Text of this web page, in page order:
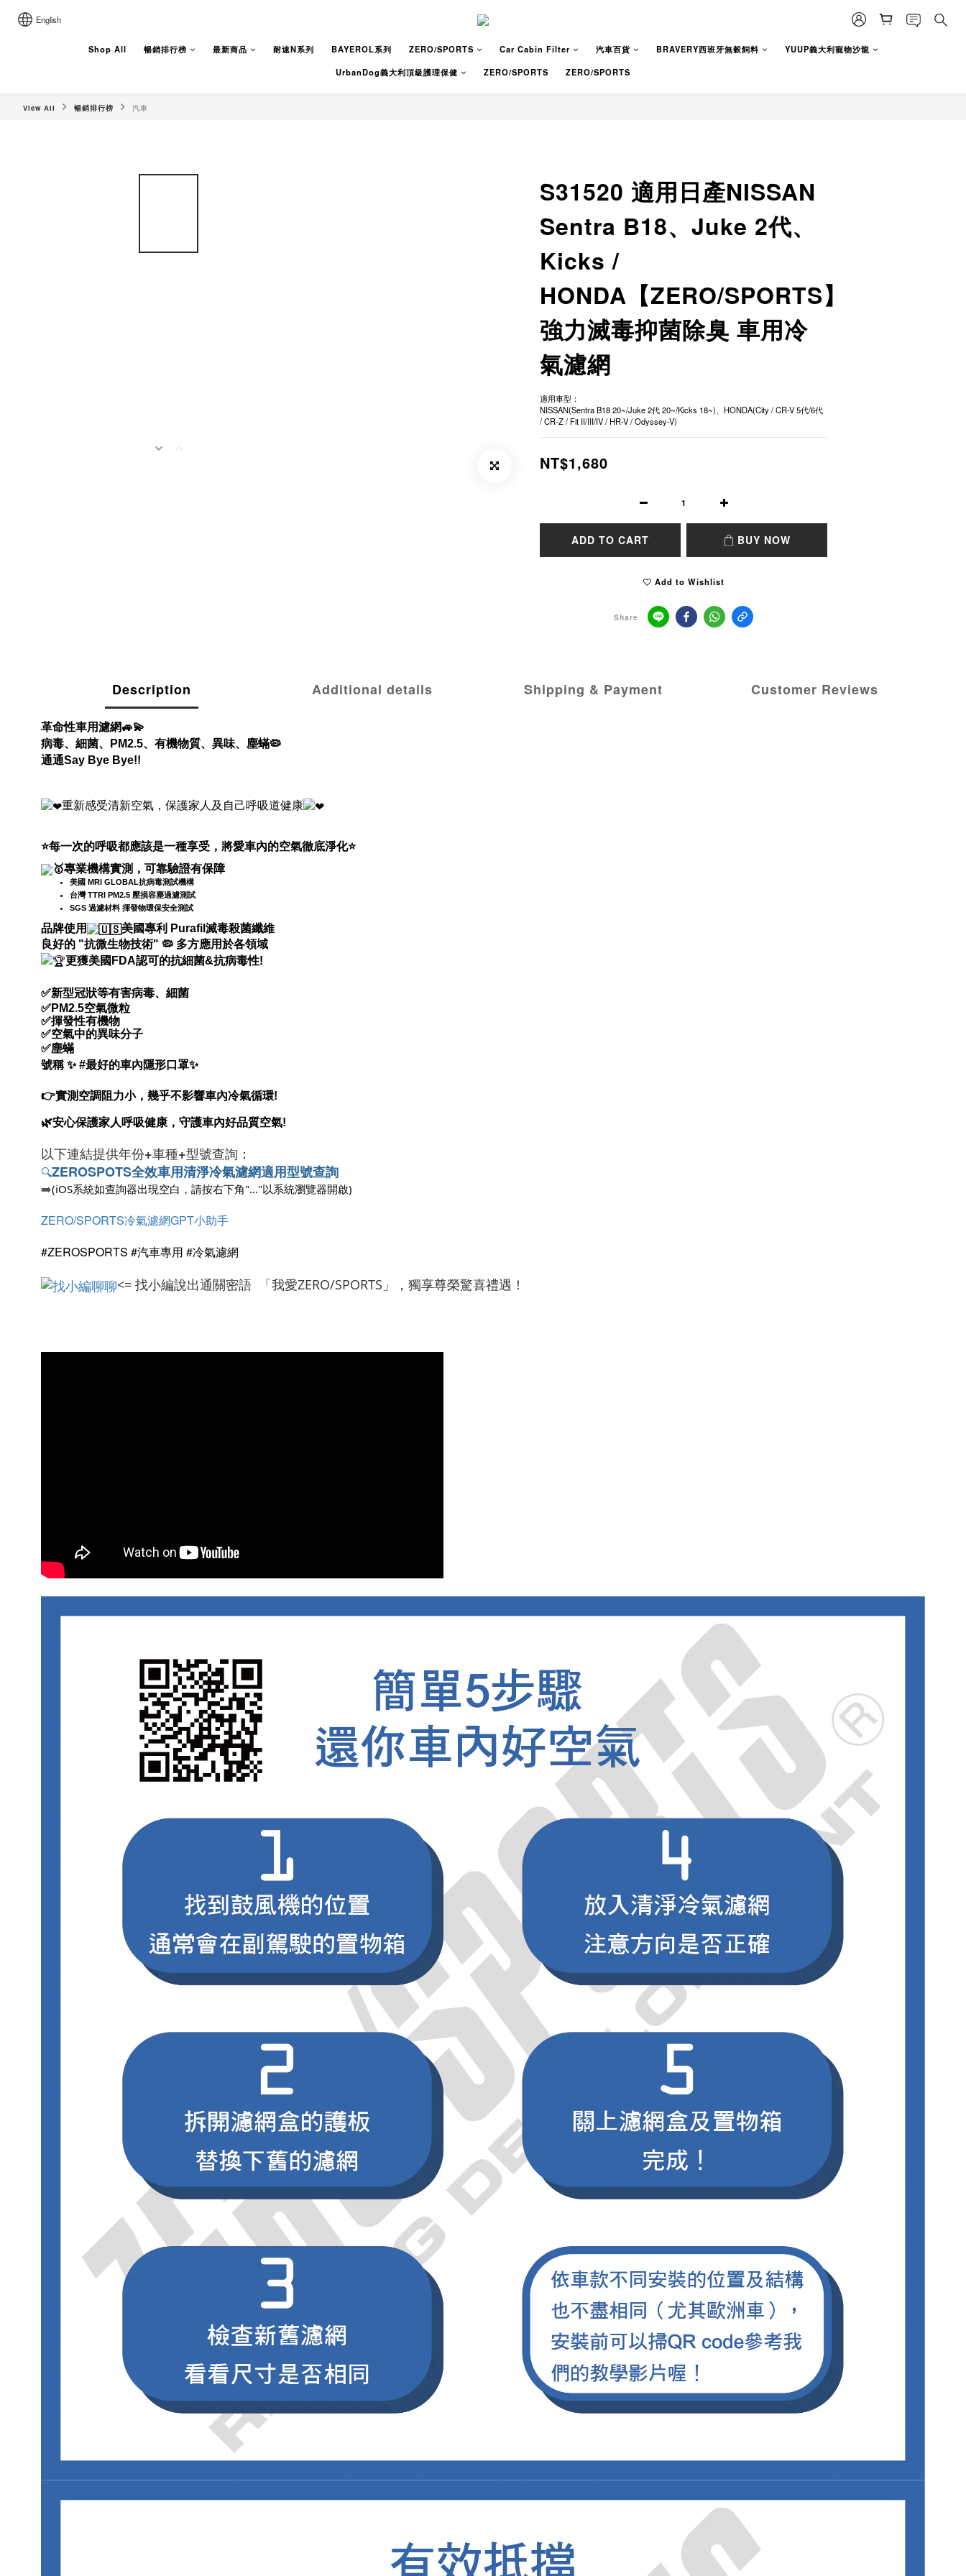
English
Shop All 暢銷排行榜 最新商品 耐速N系列 BAYEROL系列 ZERO/SPORTS Car Cabin Filter 汽車百貨 BRAVERY西班牙無穀飼料
YUUP義大利寵物沙龍
UrbanDog義大利頂級護理保健
ZERO/SPORTS ZERO/SPORTS
View All 暢銷排行榜 汽車
S31520 適用日產NISSAN
Sentra B18、Juke 2代、
Kicks /
HONDA【ZERO/SPORTS】
強力滅毒抑菌除臭 車用冷
氣濾網
適用車型：
NISSAN(Sentra B18 20~/Juke 2代 20~/Kicks 18~)、HONDA(City / CR-V 5代/6代
/ CR-Z / Fit II/III/IV / HR-V / Odyssey-V)
NT$1,680
ADD TO CART BUY NOW
Add to Wishlist
Share
Description Additional details Shipping & Payment Customer Reviews
革命性車用濾網🚙💫
病毒、細菌、
PM2.5、有機物質、異味、 塵蟎🦠
通通Say Bye Bye!!
重新感受清新空氣，保護家人及自己呼吸道健康
⭐每一次的呼吸都應該是一種享受，將愛車內的空氣徹底淨化⭐
專業機構實測，可靠驗證有保障
美國 MRI GLOBAL抗病毒測試機構
台灣 TTRI PM2.5 壓損容塵過濾測試
SGS 過濾材料 揮發物環保安全測試
品牌使用
美國專利 Purafil滅毒殺菌纖維
良好的 "抗微生物技術" 🦠 多方應用於各領域
更獲美國FDA認可的抗細菌&抗病毒性!
✅新型冠狀等有害病毒、細菌
✅PM2.5空氣微粒
✅揮發性有機物
✅空氣中的異味分子
✅塵蟎
號稱✨#最好的車內隱形口罩✨
👉實測空調阻力小，幾乎不影響車內冷氣循環!
🌿安心保護家人呼吸健康，守護車內好品質空氣!
以下連結提供年份+車種+型號查詢：
🔍ZEROSPOTS全效車用清淨冷氣濾網適用型號查詢
➡️(iOS系統如查詢器出現空白，請按右下角"..."以系統瀏覽器開啟)
ZERO/SPORTS冷氣濾網GPT小助手
#ZEROSPORTS #汽車專用 #冷氣濾網
<= 找小編說出通關密語 「我愛ZERO/SPORTS」，獨享尊榮驚喜禮遇！
BUY NOW